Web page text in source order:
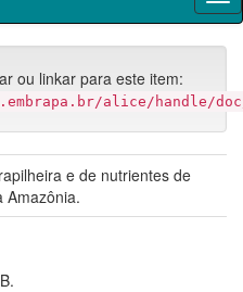
ou linkar para este item:
alice/handle/
e de nutrientes de
Amazônia.